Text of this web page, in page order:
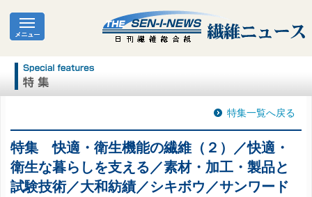
特集一覧へ戻る
特集 快適・衛生機能の繊維（２）／快適・
衛生な暮らしを支える／素材・加工・製品と
試験技術／大和紡績／シキボウ／サンワード